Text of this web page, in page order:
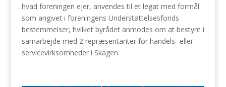
hvad foreningen ejer, anvendes til et legat med formål
som angivet i foreningens Understøttelsesfonds
bestemmelser, hvilket byrådet anmodes om at bestyre i
samarbejde med 2 repræsentanter for handels- eller
servicevirksomheder i Skagen.